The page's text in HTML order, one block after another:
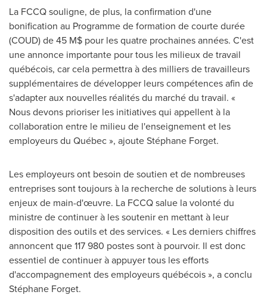
La FCCQ souligne, de plus, la confirmation d'une
bonification au Programme de formation de courte durée
(COUD) de 45 M$ pour les quatre prochaines années. C'est
une annonce importante pour tous les milieux de travail
québécois, car cela permettra à des milliers de travailleurs
supplémentaires de développer leurs compétences afin de
s'adapter aux nouvelles réalités du marché du travail. «
Nous devons prioriser les initiatives qui appellent à la
collaboration entre le milieu de l'enseignement et les
employeurs du Québec », ajoute Stéphane Forget.
Les employeurs ont besoin de soutien et de nombreuses
entreprises sont toujours à la recherche de solutions à leurs
enjeux de main-d'œuvre. La FCCQ salue la volonté du
ministre de continuer à les soutenir en mettant à leur
disposition des outils et des services. « Les derniers chiffres
annoncent que 117 980 postes sont à pourvoir. Il est donc
essentiel de continuer à appuyer tous les efforts
d'accompagnement des employeurs québécois », a conclu
Stéphane Forget.